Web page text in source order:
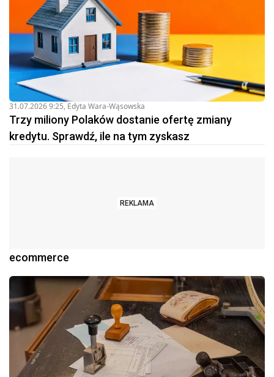
31.07.2026 9:25, Edyta Wara-Wąsowska
Trzy miliony Polaków dostanie ofertę zmiany
kredytu. Sprawdź, ile na tym zyskasz
REKLAMA
ecommerce